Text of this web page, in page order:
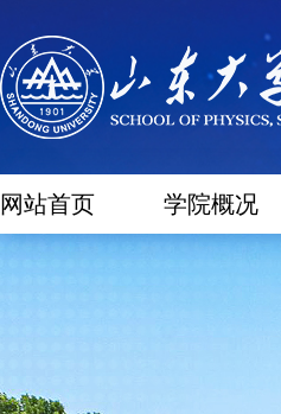
网站首页 学院概况